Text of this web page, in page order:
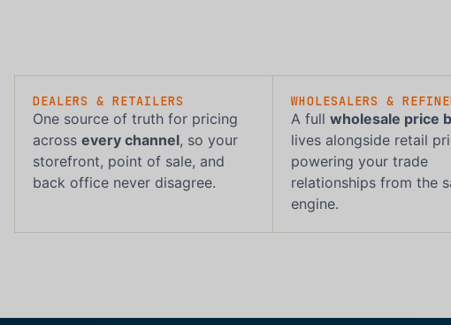
DEALERS & RETAILERS
One source of truth for pricing
across every channel, so your
storefront, point of sale, and
back office never disagree.
WHOLESALERS &
A full wholesale price
lives alongside retail
powering your trade
relationships from the
engine.